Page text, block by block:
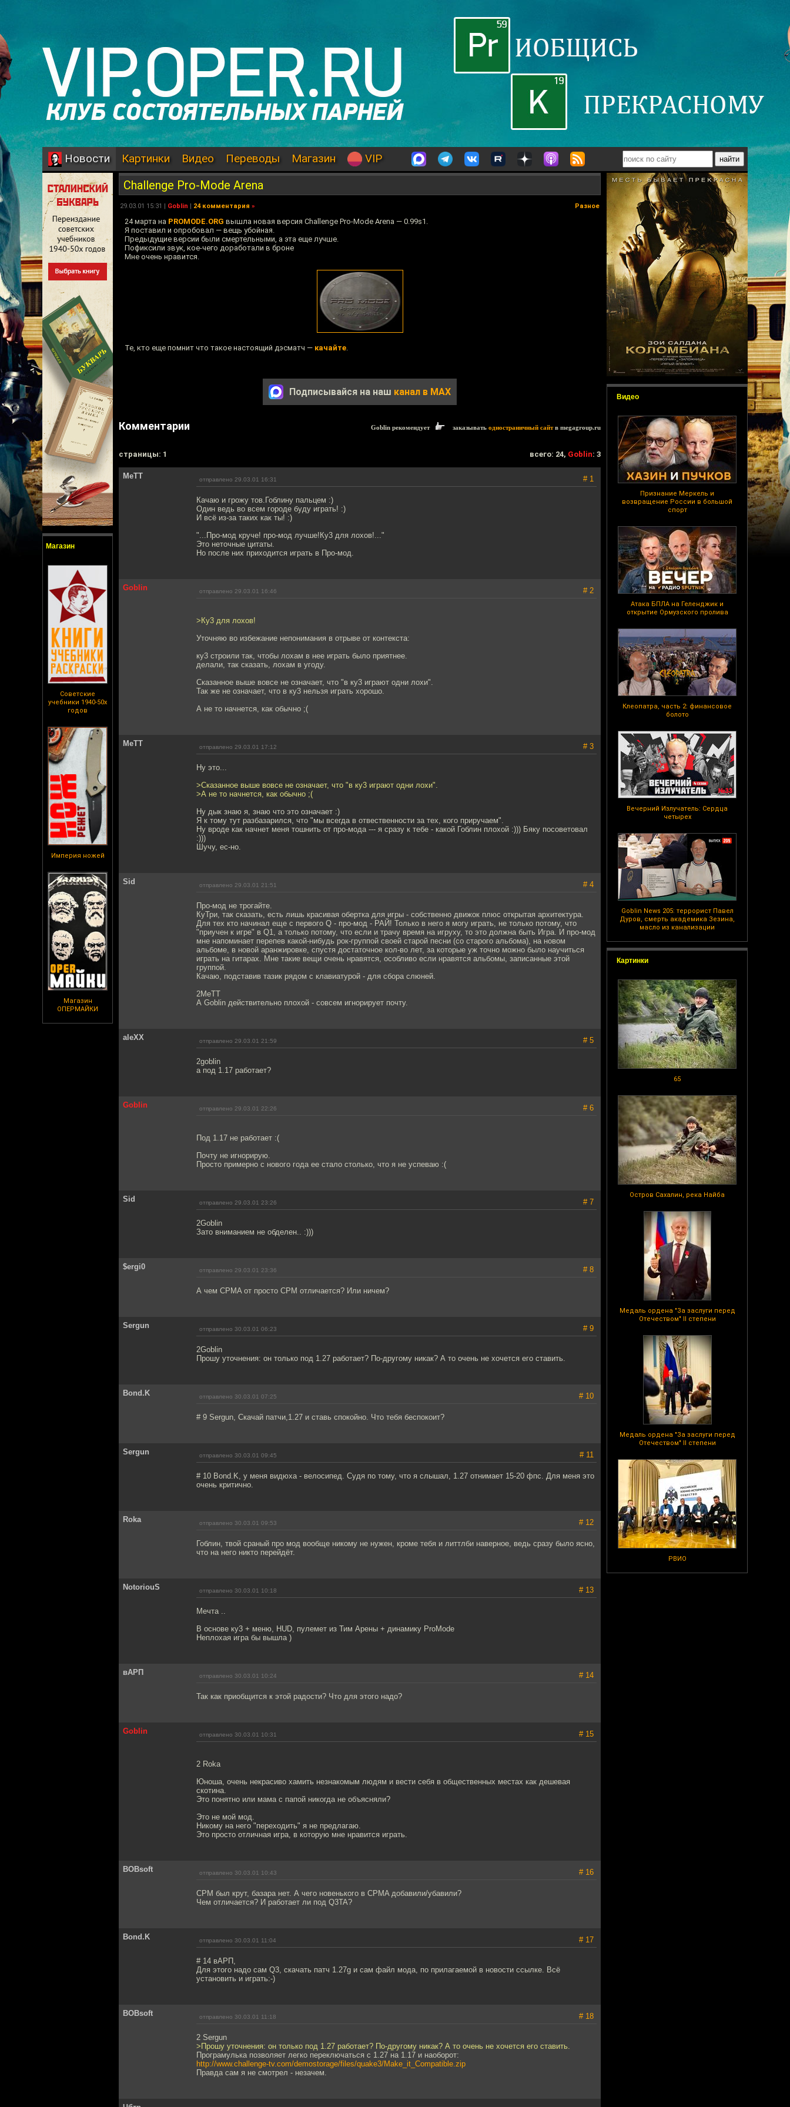
Новости Картинки Видео Переводы Магазин VIP
Магазин
Советские
учебники 1940-50х
годов
Империя ножей
Магазин
ОПЕРМАЙКИ
Видео
Признание Меркель и
возвращение России в большой
спорт
Атака БПЛА на Геленджик и
открытие Ормузского пролива
Клеопатра, часть 2: финансовое
болото
Вечерний Излучатель: Сердца
четырех
Goblin News 205: террорист Павел
Дуров, смерть академика Зезина,
масло из канализации
Картинки
65
Остров Сахалин, река Найба
Медаль ордена "За заслуги перед
Отечеством" II степени
Медаль ордена "За заслуги перед
Отечеством" II степени
РВИО
Challenge Pro-Mode Arena
29.03.01 15:31 | Goblin | 24 комментария » Разное
24 марта на PROMODE.ORG вышла новая версия Challenge Pro-Mode Arena — 0.99s1.
Я поставил и опробовал — вещь убойная.
Предыдущие версии были смертельными, а эта еще лучше.
Пофиксили звук, кое-чего доработали в броне
Мне очень нравится.
Те, кто еще помнит что такое настоящий дэсматч — качайте.
Подписывайся на наш канал в MAX
Комментарии Goblin рекомендует заказывать одностраничный сайтв megagroup.ru
cтраницы: 1 всего: 24, Goblin: 3
MeTT отправлено 29.03.01 16:31 # 1
Качаю и грожу тов.Гоблину пальцем :)
Один ведь во всем городе буду играть! :)
И всё из-за таких как ты! :)
"...Про-мод круче! про-мод лучше!Ку3 для лохов!..."
Это неточные цитаты.
Но после них приходится играть в Про-мод.
Goblin отправлено 29.03.01 16:46 # 2
>Ку3 для лохов!
Уточняю во избежание непонимания в отрыве от контекста:
ку3 строили так, чтобы лохам в нее играть было приятнее.
делали, так сказать, лохам в угоду.
Сказанное выше вовсе не означает, что "в ку3 играют одни лохи".
Так же не означает, что в ку3 нельзя играть хорошо.
А не то начнется, как обычно ;(
MeTT отправлено 29.03.01 17:12 # 3
Ну это...
>Сказанное выше вовсе не означает, что "в ку3 играют одни лохи".
>А не то начнется, как обычно ;(
Ну дык знаю я, знаю что это означает :)
Я к тому тут разбазарился, что "мы всегда в отвественности за тех, кого приручаем".
Ну вроде как начнет меня тошнить от про-мода --- я сразу к тебе - какой Гоблин плохой :))) Бяку посоветовал
:)))
Шучу, ес-но.
Sid отправлено 29.03.01 21:51 # 4
Про-мод не трогайте.
КуТри, так сказать, есть лишь красивая обертка для игры - собственно движок плюс открытая архитектура.
Для тех кто начинал еще с первого Q - про-мод - РАЙ! Только в него я могу играть, не только потому, что
"приучен к игре" в Q1, а только потому, что если и трачу время на игруху, то это должна быть Игра. И про-мод
мне напоминает перепев какой-нибудь рок-группой своей старой песни (со старого альбома), на новом
альбоме, в новой аранжировке, спустя достаточное кол-во лет, за которые уж точно можно было научиться
играть на гитарах. Мне такие вещи очень нравятся, особливо если нравятся альбомы, записанные этой
группой.
Качаю, подставив тазик рядом с клавиатурой - для сбора слюней.
2MeTT
А Goblin действительно плохой - совсем игнорирует почту.
aleXX отправлено 29.03.01 21:59 # 5
2goblin
а под 1.17 работает?
Goblin отправлено 29.03.01 22:26 # 6
Под 1.17 не работает :(
Почту не игнорирую.
Просто примерно с нового года ее стало столько, что я не успеваю :(
Sid отправлено 29.03.01 23:26 # 7
2Goblin
Зато вниманием не обделен.. :)))
$ergi0 отправлено 29.03.01 23:36 # 8
А чем CPMA от просто CPM отличается? Или ничем?
Sergun отправлено 30.03.01 06:23 # 9
2Goblin
Прошу уточнения: он только под 1.27 работает? По-другому никак? А то очень не хочется его ставить.
Bond.K отправлено 30.03.01 07:25 # 10
# 9 Sergun, Скачай патчи,1.27 и ставь спокойно. Что тебя беспокоит?
Sergun отправлено 30.03.01 09:45 # 11
# 10 Bond.K, у меня видюха - велосипед. Судя по тому, что я слышал, 1.27 отнимает 15-20 фпс. Для меня это
очень критично.
Roka отправлено 30.03.01 09:53 # 12
Гоблин, твой сраный про мод вообще никому не нужен, кроме тебя и литтлби наверное, ведь сразу было ясно,
что на него никто перейдёт.
NotoriouS отправлено 30.03.01 10:18 # 13
Мечта ..
В основе ку3 + меню, HUD, пулемет из Тим Арены + динамику ProMode
Неплохая игра бы вышла )
вАРП отправлено 30.03.01 10:24 # 14
Так как приобщится к этой радости? Что для этого надо?
Goblin отправлено 30.03.01 10:31 # 15
2 Roka
Юноша, очень некрасиво хамить незнакомым людям и вести себя в общественных местах как дешевая
скотина.
Это понятно или мама с папой никогда не объясняли?
Это не мой мод.
Никому на него "переходить" я не предлагаю.
Это просто отличная игра, в которую мне нравится играть.
BOBsoft отправлено 30.03.01 10:43 # 16
CPM был крут, базара нет. А чего новенького в CPMA добавили/убавили?
Чем отличается? И работает ли под Q3TA?
Bond.K отправлено 30.03.01 11:04 # 17
# 14 вАРП,
Для этого надо сам Q3, скачать патч 1.27g и сам файл мода, по прилагаемой в новости ссылке. Всё
установить и играть:-)
BOBsoft отправлено 30.03.01 11:18 # 18
2 Sergun
>Прошу уточнения: он только под 1.27 работает? По-другому никак? А то очень не хочется его ставить.
Програмулька позволяет легко переключаться с 1.27 на 1.17 и наоборот:
http://www.challenge-tv.com/demostorage/files/quake3/Make_it_Compatible.zip
Правда сам я не смотрел - незачем.